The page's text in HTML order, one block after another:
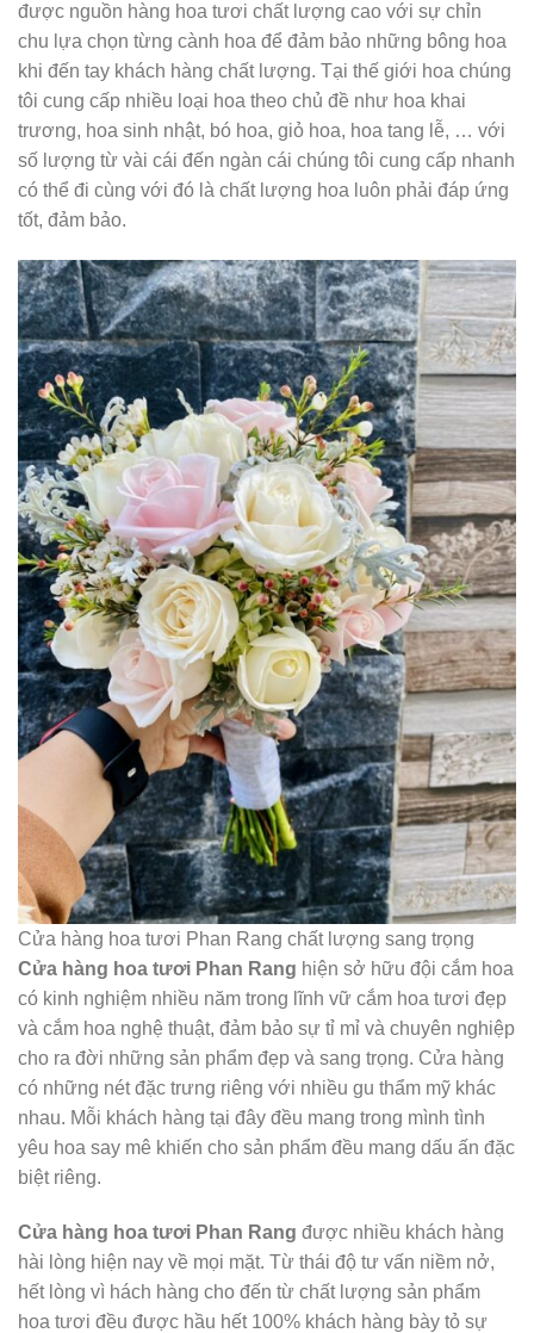
được nguồn hàng hoa tươi chất lượng cao với sự chỉn
chu lựa chọn từng cành hoa để đảm bảo những bông hoa
khi đến tay khách hàng chất lượng. Tại thế giới hoa chúng
tôi cung cấp nhiều loại hoa theo chủ đề như hoa khai
trương, hoa sinh nhật, bó hoa, giỏ hoa, hoa tang lễ, … với
số lượng từ vài cái đến ngàn cái chúng tôi cung cấp nhanh
có thể đi cùng với đó là chất lượng hoa luôn phải đáp ứng
tốt, đảm bảo.
Cửa hàng hoa tươi Phan Rang chất lượng sang trọng
Cửa hàng hoa tươi Phan Rang hiện sở hữu đội cắm hoa
có kinh nghiệm nhiều năm trong lĩnh vữ cắm hoa tươi đẹp
và cắm hoa nghệ thuật, đảm bảo sự tỉ mỉ và chuyên nghiệp
cho ra đời những sản phẩm đẹp và sang trọng. Cửa hàng
có những nét đặc trưng riêng với nhiều gu thẩm mỹ khác
nhau. Mỗi khách hàng tại đây đều mang trong mình tình
yêu hoa say mê khiến cho sản phẩm đều mang dấu ấn đặc
biệt riêng.
Cửa hàng hoa tươi Phan Rang được nhiều khách hàng
hài lòng hiện nay về mọi mặt. Từ thái độ tư vấn niềm nở,
hết lòng vì hách hàng cho đến từ chất lượng sản phẩm
hoa tươi đều được hầu hết 100% khách hàng bày tỏ sự